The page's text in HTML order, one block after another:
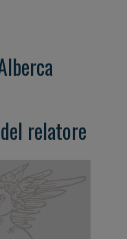
relatore